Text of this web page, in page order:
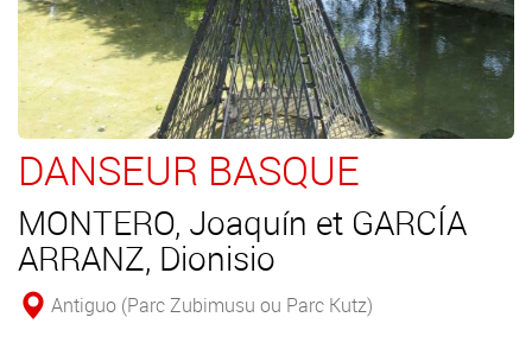
DANSEUR BASQUE
MONTERO, Joaquín et GARCÍA
ARRANZ, Dionisio
Antiguo (Parc Zubimusu ou Parc Kutz)